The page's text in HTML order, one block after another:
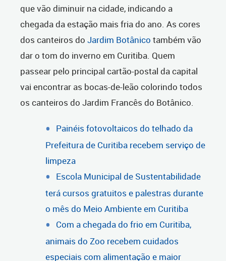
que vão diminuir na cidade, indicando a
chegada da estação mais fria do ano. As cores
dos canteiros do Jardim Botânico também vão
dar o tom do inverno em Curitiba. Quem
passear pelo principal cartão-postal da capital
vai encontrar as bocas-de-leão colorindo todos
os canteiros do Jardim Francês do Botânico.
Painéis fotovoltaicos do telhado da
Prefeitura de Curitiba recebem serviço de
limpeza
Escola Municipal de Sustentabilidade
terá cursos gratuitos e palestras durante
o mês do Meio Ambiente em Curitiba
Com a chegada do frio em Curitiba,
animais do Zoo recebem cuidados
especiais com alimentação e maior